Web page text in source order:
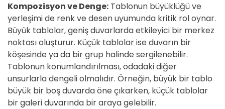
Kompozisyon ve Denge: Tablonun büyüklüğü ve
yerleşimi de renk ve desen uyumunda kritik rol oynar.
Büyük tablolar, geniş duvarlarda etkileyici bir merkez
noktası oluşturur. Küçük tablolar ise duvarın bir
köşesinde ya da bir grup halinde sergilenebilir.
Tablonun konumlandırılması, odadaki diğer
unsurlarla dengeli olmalıdır. Örneğin, büyük bir tablo
büyük bir boş duvarda öne çıkarken, küçük tablolar
bir galeri duvarında bir araya gelebilir.